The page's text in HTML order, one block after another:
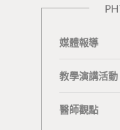
媒體報導
教學演講活動
醫師觀點